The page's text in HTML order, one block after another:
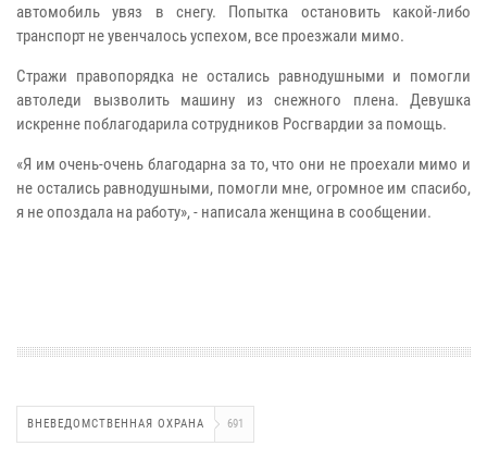
автомобиль увяз в снегу. Попытка остановить какой-либо
транспорт не увенчалось успехом, все проезжали мимо.
Стражи правопорядка не остались равнодушными и помогли
автоледи вызволить машину из снежного плена. Девушка
искренне поблагодарила сотрудников Росгвардии за помощь.
«Я им очень-очень благодарна за то, что они не проехали мимо и
не остались равнодушными, помогли мне, огромное им спасибо,
я не опоздала на работу», - написала женщина в сообщении.
ВНЕВЕДОМСТВЕННАЯ ОХРАНА 691